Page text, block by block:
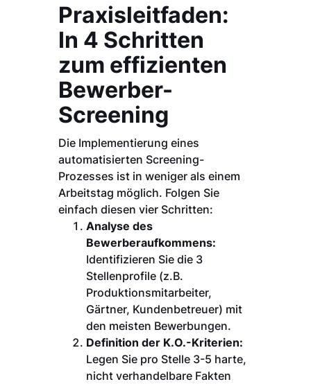
Praxisleitfaden:
In 4 Schritten
zum effizienten
Bewerber-
Screening
Die Implementierung eines
automatisierten Screening-
Prozesses ist in weniger als einem
Arbeitstag möglich. Folgen Sie
einfach diesen vier Schritten:
Analyse des
Bewerberaufkommens:
Identifizieren Sie die 3
Stellenprofile (z.B.
Produktionsmitarbeiter,
Gärtner, Kundenbetreuer) mit
den meisten Bewerbungen.
Definition der K.O.-Kriterien:
Legen Sie pro Stelle 3-5 harte,
nicht verhandelbare Fakten